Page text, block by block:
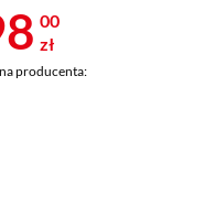
1 398 zł
00
zł
producenta: